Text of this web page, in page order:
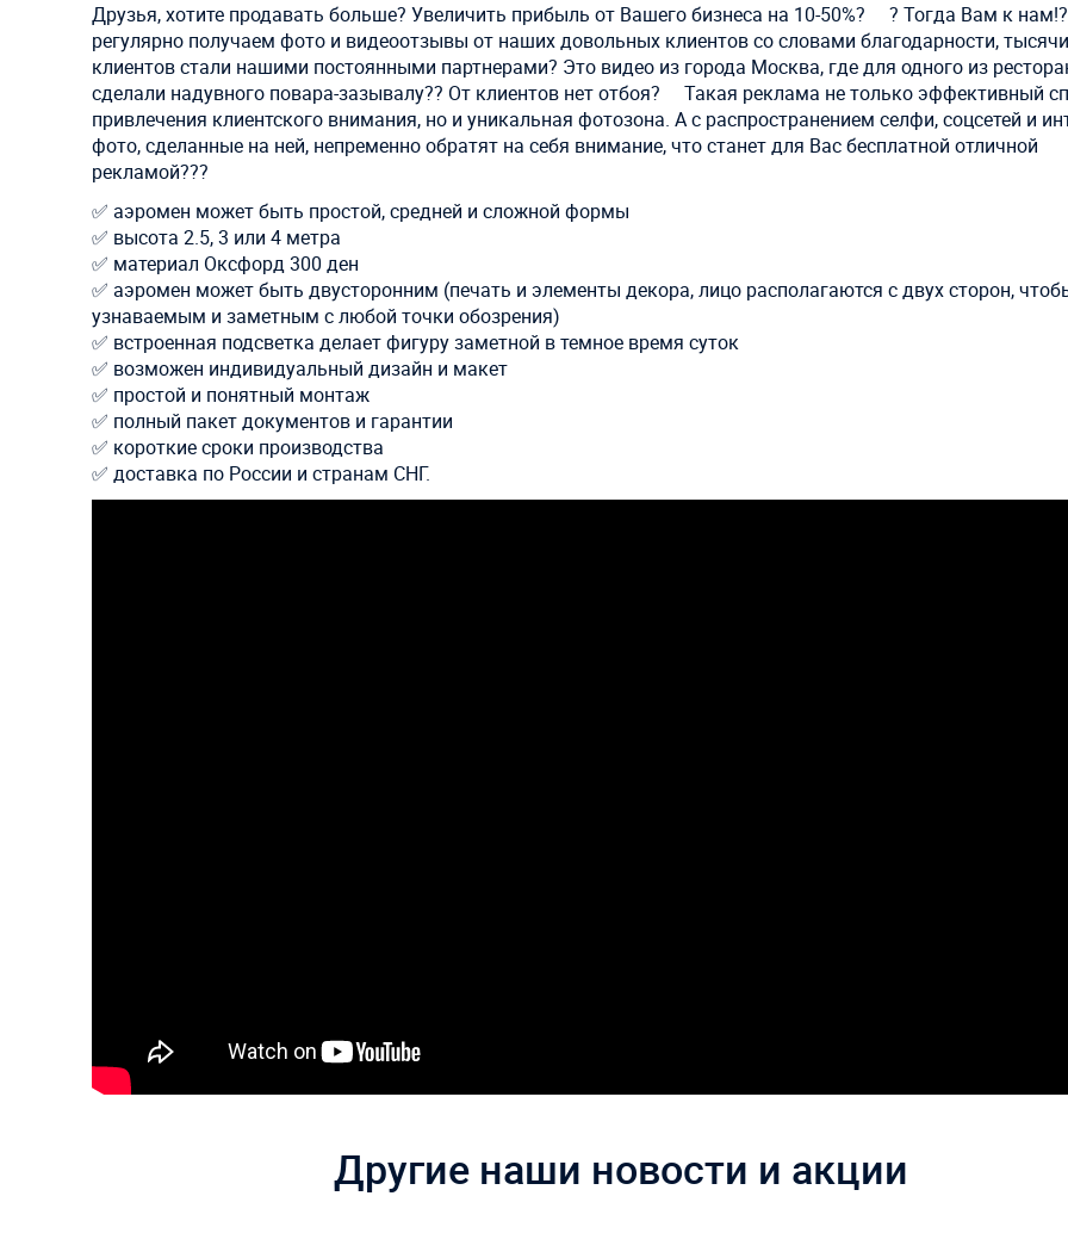
Друзья, хотите продавать больше? Увеличить прибыль от Вашего бизнеса на 10-50%? ⠀ ? Тогда Вам к
регулярно получаем фото и видеоотзывы от наших довольных клиентов со словами благодарности, тысячи
клиентов стали нашими постоянными партнерами? Это видео из города Москва, где для одного из
сделали надувного повара-зазывалу?‍? От клиентов нет отбоя? ⠀ Такая реклама не только эффективный
привлечения клиентского внимания, но и уникальная фотозона. А с распространением селфи, соцсетей и
фото, сделанные на ней, непременно обратят на себя внимание, что станет для Вас бесплатной отличной
рекламой??? ⠀
✅ аэромен может быть простой, средней и сложной формы
✅ высота 2.5, 3 или 4 метра
✅ материал Оксфорд 300 ден
✅ аэромен может быть двусторонним (печать и элементы декора, лицо располагаются с двух сторон,
узнаваемым и заметным с любой точки обозрения)
✅ встроенная подсветка делает фигуру заметной в темное время суток
✅ возможен индивидуальный дизайн и макет
✅ простой и понятный монтаж
✅ полный пакет документов и гарантии
✅ короткие сроки производства
✅ доставка по России и странам СНГ.
Другие наши новости и акции